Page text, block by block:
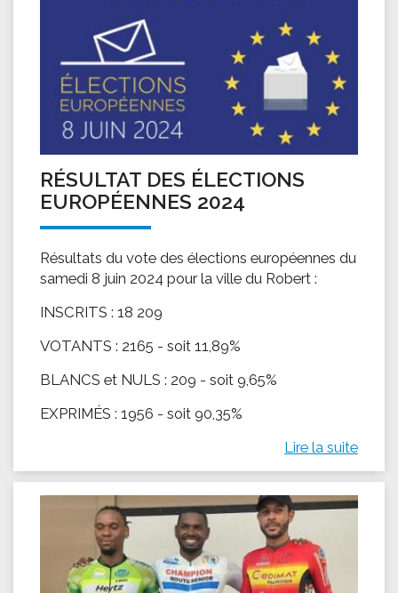
RÉSULTAT DES ÉLECTIONS
EUROPÉENNES 2024
Résultats du vote des élections européennes du
samedi 8 juin 2024 pour la ville du Robert :
INSCRITS : 18 209
VOTANTS : 2165 - soit 11,89%
BLANCS et NULS : 209 - soit 9,65%
EXPRIMÉS : 1956 - soit 90,35%
Lire la suite